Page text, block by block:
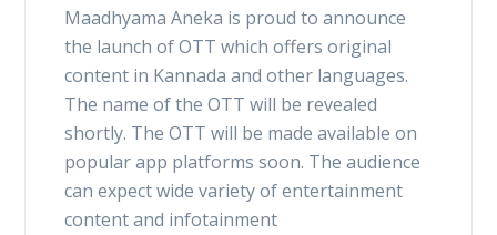
Maadhyama Aneka is proud to announce
the launch of OTT which offers original
content in Kannada and other languages.
The name of the OTT will be revealed
shortly. The OTT will be made available on
popular app platforms soon. The audience
can expect wide variety of entertainment
content and infotainment